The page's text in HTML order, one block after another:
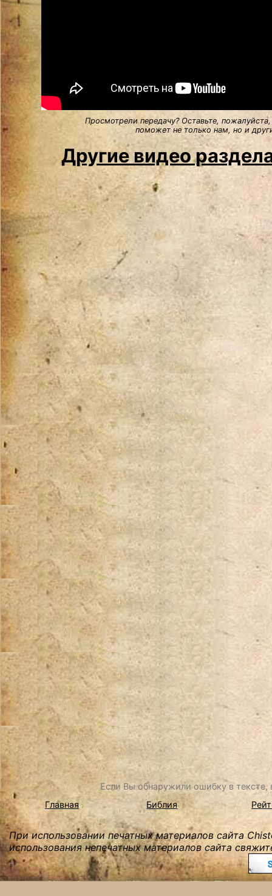
Просмотрели передачу? Оставьте,
поможет не только нам, но и
Другие видео
Если Вы обнаружили ошибку в
Главная
Библия
При использовании печатных материалов сайта
использования непечатных материалов сайта